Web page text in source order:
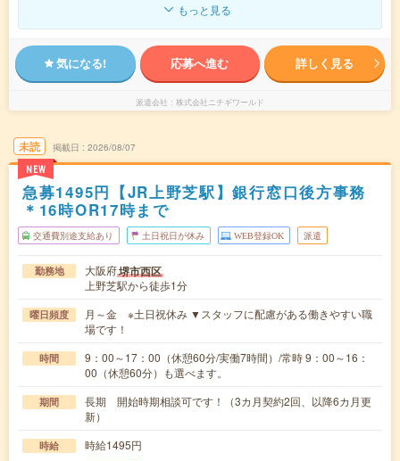
もっと見る
気になる! 応募へ進む 詳しく見る
派遣会社 株式会社ニチギワールド
未読
NEW
掲載日 2026/08/07
急募1495円【JR上野芝駅】銀行窓口後方事務
＊16時OR17時まで
交通費別途支給あり 土日祝日が休み WEB登録OK 派遣
勤務地 大阪府堺市西区
上野芝駅から徒歩1分
曜日頻度
月～金 ※土日祝休み ▼スタッフに配慮がある働きやすい職
場です！
時間
9：00～17：00（休憩60分/実働7時間）/常時 9：00～16：
00（休憩60分）も選べます。
期間
長期 開始時期相談可です！（3カ月契約2回、以降6カ月更
新）
時給 時給1495円